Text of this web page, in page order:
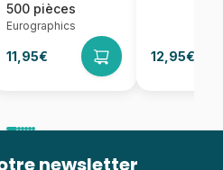
500 pièces
Eurographics
11,95€ 12,95€
newsletter